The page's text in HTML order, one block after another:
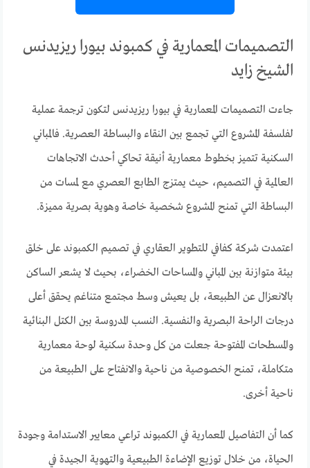
التصميمات المعمارية في كمبوند بيورا ريزيدنس
الشيخ زايد
جاءت التصميمات المعمارية في بيورا ريزيدنس لتكون ترجمة عملية
لفلسفة المشروع التي تجمع بين النقاء والبساطة العصرية. فالمباني
السكنية تتميز بخطوط معمارية أنيقة تحاكي أحدث الاتجاهات
العالمية في التصميم، حيث يمتزج الطابع العصري مع لمسات من
البساطة التي تمنح المشروع شخصية خاصة وهوية بصرية مميزة.
اعتمدت شركة كفافي للتطوير العقاري في تصميم الكمبوند على خلق
بيئة متوازنة بين المباني والمساحات الخضراء، بحيث لا يشعر الساكن
بالانعزال عن الطبيعة، بل يعيش وسط مجتمع متناغم يحقق أعلى
درجات الراحة البصرية والنفسية. النسب المدروسة بين الكتل البنائية
والمسطحات المفتوحة جعلت من كل وحدة سكنية لوحة معمارية
متكاملة، تمنح الخصوصية من ناحية والانفتاح على الطبيعة من
ناحية أخرى.
كما أن التفاصيل المعمارية في الكمبوند تراعي معايير الاستدامة وجودة
الحياة، من خلال توزيع الإضاءة الطبيعية والتهوية الجيدة في